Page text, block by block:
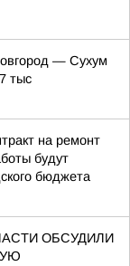
— Сухум
тыс
на ремонт
будут
бюджета
ОБСУДИЛИ